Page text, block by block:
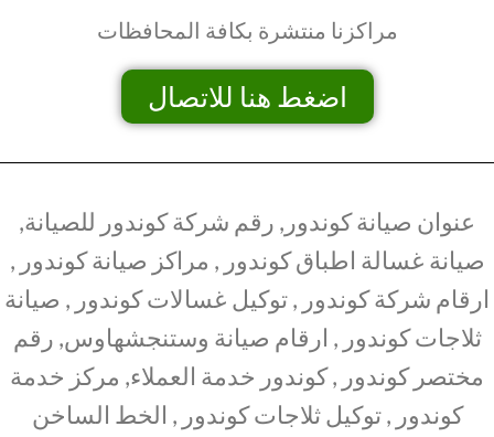
مراكزنا منتشرة بكافة المحافظات
اضغط هنا للاتصال
عنوان صيانة كوندور, رقم شركة كوندور للصيانة,
صيانة غسالة اطباق كوندور , مراكز صيانة كوندور ,
ارقام شركة كوندور , توكيل غسالات كوندور , صيانة
ثلاجات كوندور , ارقام صيانة وستنجشهاوس, رقم
مختصر كوندور , كوندور خدمة العملاء, مركز خدمة
كوندور , توكيل ثلاجات كوندور , الخط الساخن